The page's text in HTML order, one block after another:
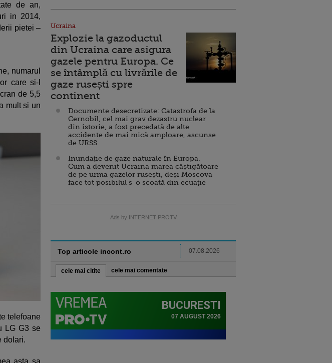
de an,
in 2014,
pietei –
numarul
care si-l
de 5,5
mult si un
telefoane
LG G3 se
dolari.
asta sa
Ucraina
Explozie la gazoductul
din Ucraina care asigura
gazele pentru Europa. Ce
se întâmplă cu livrările de
gaze rusești spre
continent
Documente desecretizate: Catastrofa de la
Cernobîl, cel mai grav dezastru nuclear
din istorie, a fost precedată de alte
accidente de mai mică amploare, ascunse
de URSS
Inundație de gaze naturale în Europa.
Cum a devenit Ucraina marea câștigătoare
de pe urma gazelor rusești, deși Moscova
face tot posibilul s-o scoată din ecuație
Ads by INTERNET PROTV
Top articole incont.ro 07.08.2026
cele mai citite cele mai comentate